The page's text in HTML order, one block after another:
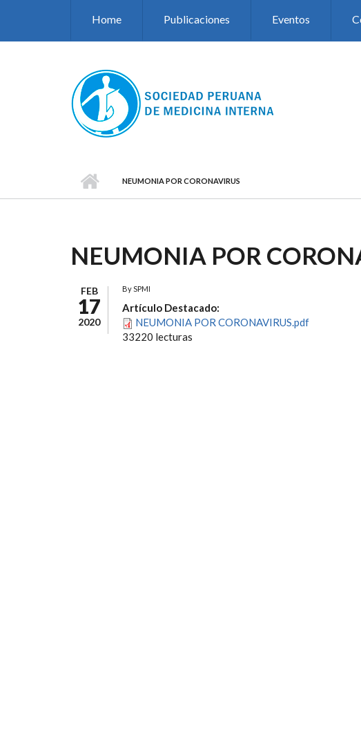
Home Publicaciones Eventos
NEUMONIA POR CORONAVIRUS
NEUMONIA POR
FEB
17
2020
BySPMI
Artículo Destacado:
NEUMONIA POR CORONAVIRUS.pdf
33220 lecturas